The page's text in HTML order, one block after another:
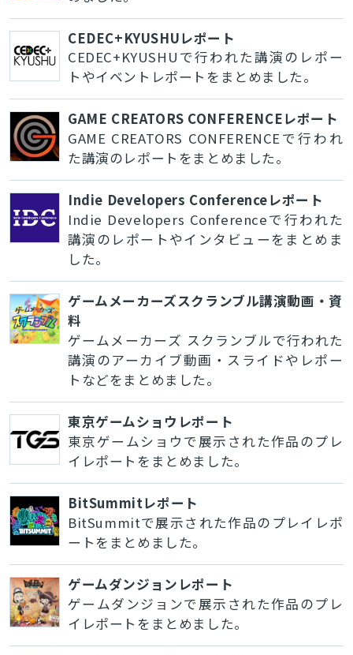
CEDEC+KYUSHUレポート
CEDEC+KYUSHUで行われた講演のレポー
トやイベントレポートをまとめました。
GAME CREATORS CONFERENCEレポート
GAME CREATORS CONFERENCEで行われ
た講演のレポートをまとめました。
Indie Developers Conferenceレポート
Indie Developers Conferenceで行われた
講演のレポートやインタビューをまとめま
した。
ゲームメーカーズスクランブル講演動画・資
料
ゲームメーカーズ スクランブルで行われた
講演のアーカイブ動画・スライドやレポー
トなどをまとめました。
東京ゲームショウレポート
東京ゲームショウで展示された作品のプレ
イレポートをまとめました。
BitSummitレポート
BitSummitで展示された作品のプレイレポ
ートをまとめました。
ゲームダンジョンレポート
ゲームダンジョンで展示された作品のプレ
イレポートをまとめました。